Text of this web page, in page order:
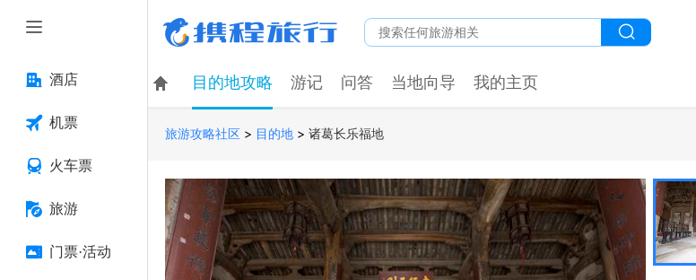
酒店
机票
火车票
旅游
门票·活动
目的地攻略 游记 问答 当地向导 我的主页
旅游攻略社区 > 目的地 > 诸葛长乐福地